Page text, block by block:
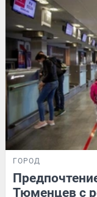
ГОРОД
Тюменцев с